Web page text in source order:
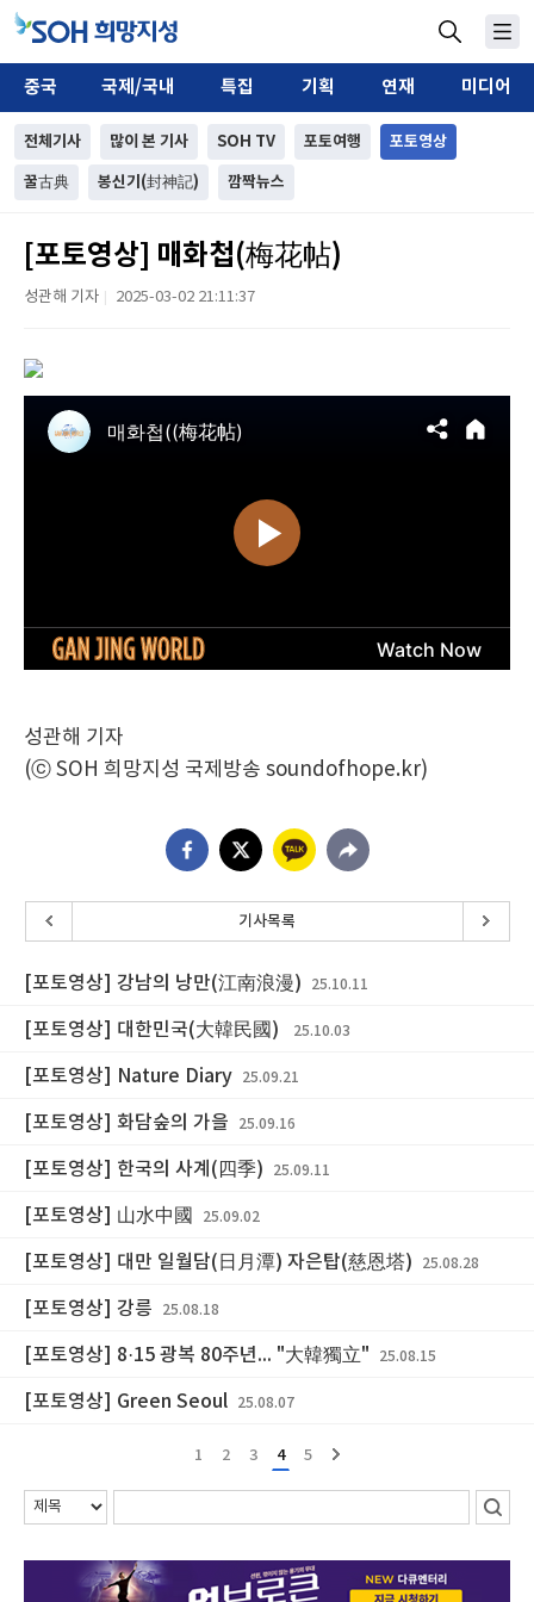
중국 국제/국내 특집 기획 연재 미디어
전체기사 많이 본 기사 SOH TV 포토여행 포토영상
꿀古典 봉신기(封神記) 깜짝뉴스
[포토영상] 매화첩(梅花帖)
성관해 기자 2025-03-02 21:11:37
성관해 기자
(ⓒ SOH 희망지성 국제방송 soundofhope.kr)
기사목록
[포토영상] 강남의 낭만(江南浪漫) 25.10.11
[포토영상] 대한민국(大韓民國) 25.10.03
[포토영상] Nature Diary 25.09.21
[포토영상] 화담숲의 가을 25.09.16
[포토영상] 한국의 사계(四季) 25.09.11
[포토영상] 山水中國 25.09.02
[포토영상] 대만 일월담(日月潭) 자은탑(慈恩塔) 25.08.28
[포토영상] 강릉 25.08.18
[포토영상] 8·15 광복 80주년... "大韓獨立" 25.08.15
[포토영상] Green Seoul 25.08.07
1 2 3 4 5